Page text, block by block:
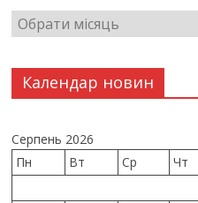
Календар новин
Серпень 2026
Пн
Вт Ср Чт